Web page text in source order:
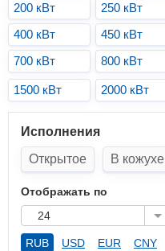
200 кВт
250 кВт
400 кВт
450 кВт
700 кВт
800 кВт
1500 кВт 2000 кВт
Исполнения
Открытое
В кожухе
Отображать по
24
RUB USD EUR CNY